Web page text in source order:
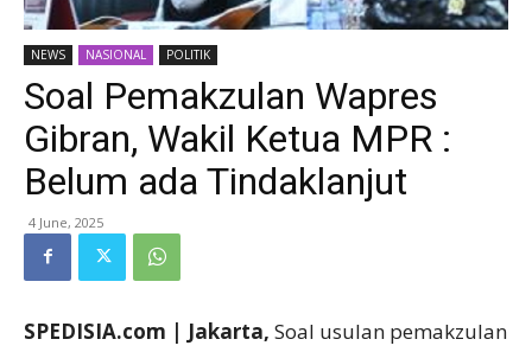
NEWS NASIONAL POLITIK
Soal Pemakzulan Wapres
Gibran, Wakil Ketua MPR :
Belum ada Tindaklanjut
4 June, 2025
SPEDISIA.com | Jakarta, Soal usulan pemakzulan